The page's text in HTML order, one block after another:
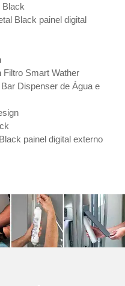
Black
Black painel digital
Filtro Smart Wather
Dispenser de Água e
painel digital externo